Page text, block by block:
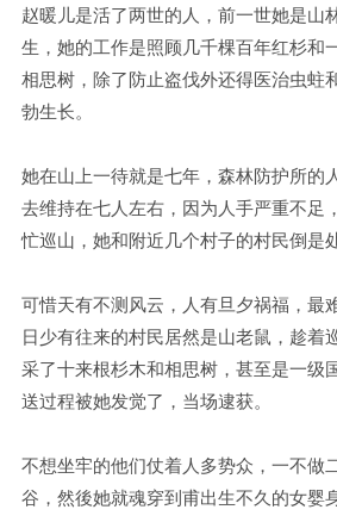
赵暖儿是活了两世的人，前一世她是山
生，她的工作是照顾几千棵百年红杉和
相思树，除了防止盗伐外还得医治虫蛀
勃生长。
她在山上一待就是七年，森林防护所的
去维持在七人左右，因为人手严重不足
忙巡山，她和附近几个村子的村民倒是
可惜天有不测风云，人有旦夕祸福，最
日少有往来的村民居然是山老鼠，趁着
采了十来根杉木和相思树，甚至是一级
送过程被她发觉了，当场逮获。
不想坐牢的他们仗着人多势众，一不做
谷，然後她就魂穿到甫出生不久的女婴